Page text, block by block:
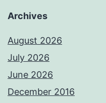
Archives
August 2026
July 2026
June 2026
December 2016